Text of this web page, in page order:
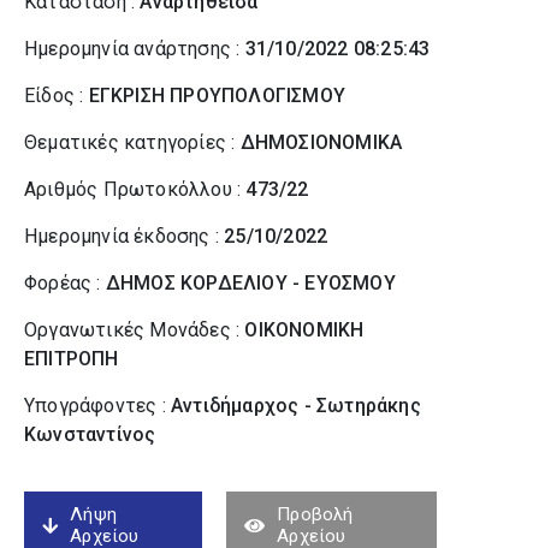
Ημερομηνία ανάρτησης : 31/10/2022 08:25:43
Είδος : ΕΓΚΡΙΣΗ ΠΡΟΥΠΟΛΟΓΙΣΜΟΥ
Θεματικές κατηγορίες : ΔΗΜΟΣΙΟΝΟΜΙΚΑ
Αριθμός Πρωτοκόλλου : 473/22
Ημερομηνία έκδοσης : 25/10/2022
Φορέας : ΔΗΜΟΣ ΚΟΡΔΕΛΙΟΥ - ΕΥΟΣΜΟΥ
Οργανωτικές Μονάδες : ΟΙΚΟΝΟΜΙΚΗ
ΕΠΙΤΡΟΠΗ
Υπογράφοντες : Αντιδήμαρχος - Σωτηράκης
Κωνσταντίνος
Λήψη
Αρχείου
Προβολή
Αρχείου